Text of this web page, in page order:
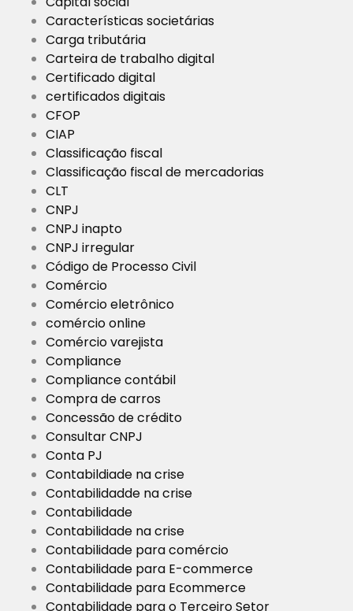
Características societárias
Carga tributária
Carteira de trabalho digital
Certificado digital
certificados digitais
CFOP
CIAP
Classificação fiscal
Classificação fiscal de mercadorias
CLT
CNPJ
CNPJ inapto
CNPJ irregular
Código de Processo Civil
Comércio
Comércio eletrônico
comércio online
Comércio varejista
Compliance
Compliance contábil
Compra de carros
Concessão de crédito
Consultar CNPJ
Conta PJ
Contabildiade na crise
Contabilidadde na crise
Contabilidade
Contabilidade na crise
Contabilidade para comércio
Contabilidade para E-commerce
Contabilidade para Ecommerce
Contabilidade para o Terceiro Setor